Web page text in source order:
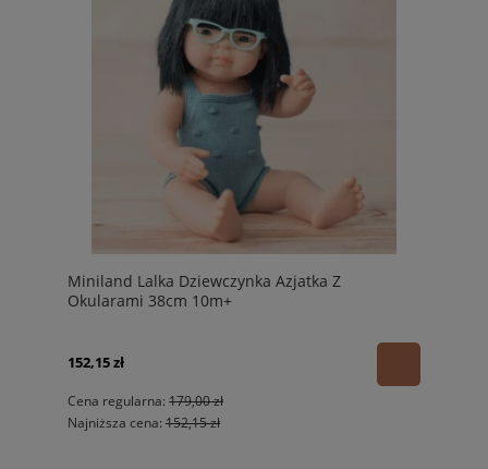
Miniland Lalka Dziewczynka Azjatka Z
Okularami 38cm 10m+
152,15 zł
Cena regularna: 179,00 zł
Najniższa cena: 152,15 zł